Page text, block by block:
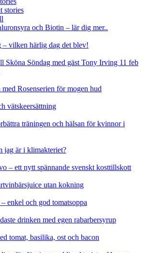
stories
och Biotin – lär dig mer..
– vilken härlig dag det blev!
Sköna Söndag med gäst Tony Irving 11 feb
Rosenserien för mogen hud
vätskeersättning
träningen och hälsan för kvinnor i
jag är i klimakteriet?
– ett nytt spännande svenskt kosttillskott
utan kokning
enkel och god tomatsoppa
drinken med egen rabarbersyrup
tomat, basilika, ost och bacon